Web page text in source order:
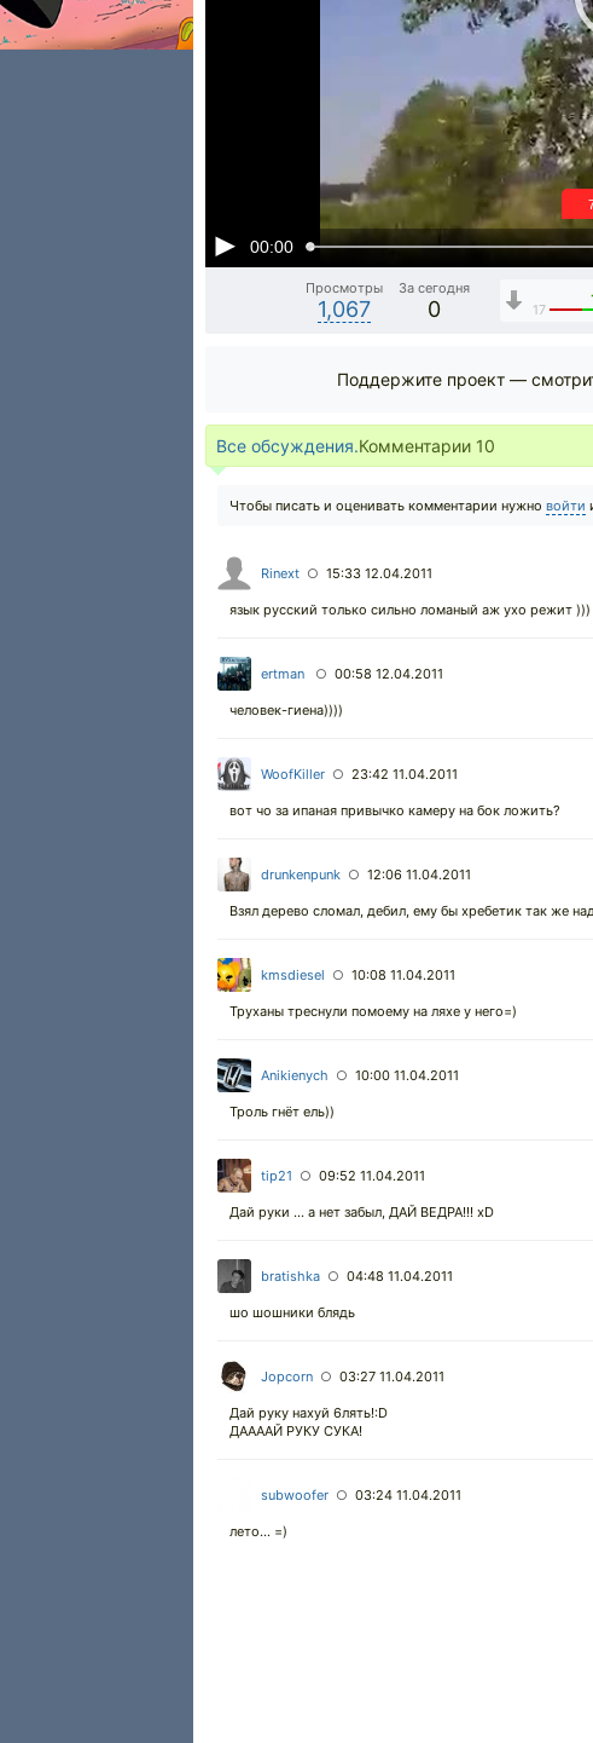
00:00
Просмотры
1,067
За сегодня
0 17
Поддержите проект —
Все обсуждения.Комментарии 10
Чтобы писать и оценивать комментарии нужно войти
Rinext ○ 15:33 12.04.2011
язык русский только сильно ломаный аж ухо режит
ertman ○ 00:58 12.04.2011
человек-гиена))))
WoofKiller ○ 23:42 11.04.2011
вот чо за ипаная привычко камеру на бок ложить?
drunkenpunk ○ 12:06 11.04.2011
Взял дерево сломал, дебил, ему бы хребетик так же
kmsdiesel ○ 10:08 11.04.2011
Труханы треснули помоему на ляхе у него=)
Anikienych ○ 10:00 11.04.2011
Троль гнёт ель))
tip21 ○ 09:52 11.04.2011
Дай руки ... а нет забыл, ДАЙ ВЕДРА!!! xD
bratishka ○ 04:48 11.04.2011
шо шошники блядь
Jopcorn ○ 03:27 11.04.2011
Дай руку нахуй 6лять!:D
ДААААЙ РУКУ СУКА!
subwoofer ○ 03:24 11.04.2011
лето... =)